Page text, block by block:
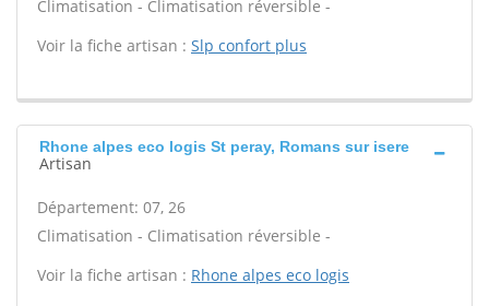
Climatisation - Climatisation réversible -
Voir la fiche artisan : Slp confort plus
Rhone alpes eco logis St peray, Romans sur isere
Artisan
Département: 07, 26
Climatisation - Climatisation réversible -
Voir la fiche artisan : Rhone alpes eco logis